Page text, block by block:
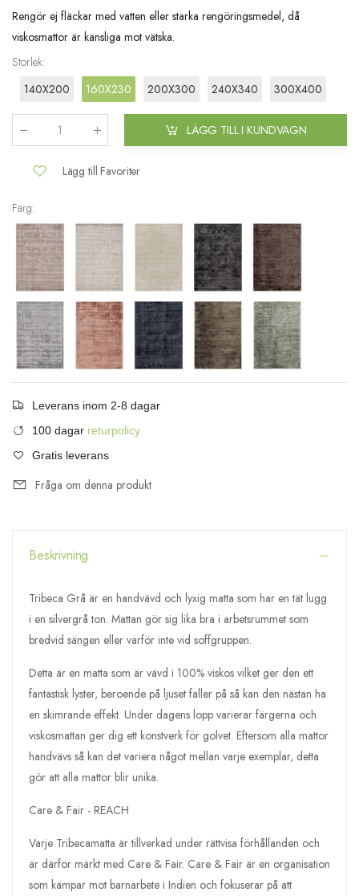
Rengör ej fläckar med vatten eller starka rengöringsmedel, då
viskosmattor är känsliga mot vätska.
Storlek:
140X200
160X230 200X300 240X340 300X400
LÄGG TILL I KUNDVAGN
Lägg till Favoriter
Färg:
Leverans inom 2-8 dagar
100 dagar returpolicy
Gratis leverans
Fråga om denna produkt
Beskrivning
Tribeca Grå är en handvävd och lyxig matta som har en tät lugg
i en silvergrå ton. Mattan gör sig lika bra i arbetsrummet som
bredvid sängen eller varför inte vid soffgruppen.
Detta är en matta som är vävd i 100% viskos vilket ger den ett
fantastisk lyster, beroende på ljuset faller på så kan den nästan ha
en skimrande effekt. Under dagens lopp varierar färgerna och
viskosmattan ger dig ett konstverk för golvet. Eftersom alla mattor
handvävs så kan det variera något mellan varje exemplar, detta
gör att alla mattor blir unika.
Care & Fair - REACH
Varje Tribecamatta är tillverkad under rättvisa förhållanden och
är därför märkt med Care & Fair. Care & Fair är en organisation
som kämpar mot barnarbete i Indien och fokuserar på att